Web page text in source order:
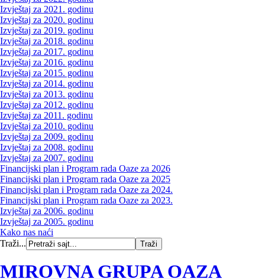
Izvještaj za 2021. godinu
Izvještaj za 2020. godinu
Izvještaj za 2019. godinu
Izvještaj za 2018. godinu
Izvještaj za 2017. godinu
Izvještaj za 2016. godinu
Izvještaj za 2015. godinu
Izvještaj za 2014. godinu
Izvještaj za 2013. godinu
Izvještaj za 2012. godinu
Izvještaj za 2011. godinu
Izvještaj za 2010. godinu
Izvještaj za 2009. godinu
Izvještaj za 2008. godinu
Izvještaj za 2007. godinu
Financijski plan i Program rada Oaze za 2026
Financijski plan i Program rada Oaze za 2025
Financijski plan i Program rada Oaze za 2024.
Financijski plan i Program rada Oaze za 2023.
Izvještaj za 2006. godinu
Izvještaj za 2005. godinu
Kako nas naći
Traži...
MIROVNA GRUPA OAZA